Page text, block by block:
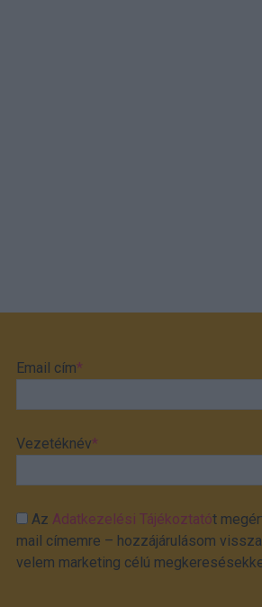
Email cím*
Vezetéknév*
AzAdatkezelési Tájékoztatót
mail címemre – hozzájárulásom
velem marketing célú